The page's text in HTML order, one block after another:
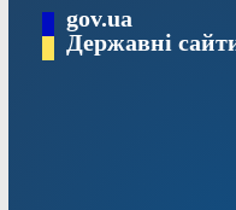
Перейтиgov.ua
Державні